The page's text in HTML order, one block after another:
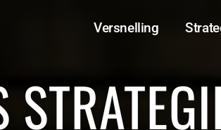
Versnelling